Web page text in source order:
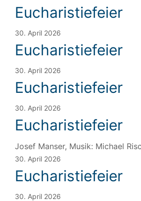
Eucharistiefeier
30. April 2026
Eucharistiefeier
30. April 2026
Eucharistiefeier
30. April 2026
Eucharistiefeier
Josef Manser, Musik: Michael
30. April 2026
Eucharistiefeier
30. April 2026